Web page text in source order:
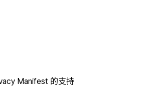
Manifest 的支持